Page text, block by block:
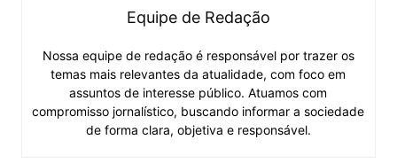
Equipe de Redação
Nossa equipe de redação é responsável por trazer os
temas mais relevantes da atualidade, com foco em
assuntos de interesse público. Atuamos com
compromisso jornalístico, buscando informar a sociedade
de forma clara, objetiva e responsável.